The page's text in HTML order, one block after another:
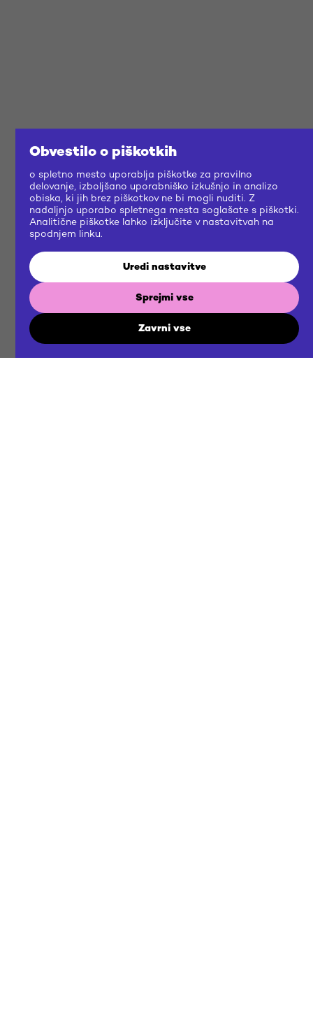
Obvestilo o piškotkih
o spletno mesto uporablja piškotke za pravilno
delovanje, izboljšano uporabniško izkušnjo in analizo
obiska, ki jih brez piškotkov ne bi mogli nuditi. Z
nadaljnjo uporabo spletnega mesta soglašate s piškotki.
Analitične piškotke lahko izključite v nastavitvah na
spodnjem linku.
Uredi nastavitve
Sprejmi vse
Zavrni vse